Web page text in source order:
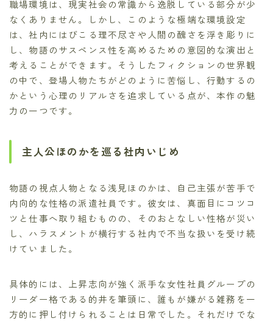
職場環境は、現実社会の常識から逸脱している部分が少
なくありません。しかし、このような極端な環境設定
は、社内にはびこる理不尽さや人間の醜さを浮き彫りに
し、物語のサスペンス性を高めるための意図的な演出と
考えることができます。そうしたフィクションの世界観
の中で、登場人物たちがどのように苦悩し、行動するの
かという心理のリアルさを追求している点が、本作の魅
力の一つです。
主人公ほのかを巡る社内いじめ
物語の視点人物となる浅見ほのかは、自己主張が苦手で
内向的な性格の派遣社員です。彼女は、真面目にコツコ
ツと仕事へ取り組むものの、そのおとなしい性格が災い
し、ハラスメントが横行する社内で不当な扱いを受け続
けていました。
具体的には、上昇志向が強く派手な女性社員グループの
リーダー格である的井を筆頭に、誰もが嫌がる雑務を一
方的に押し付けられることは日常でした。それだけでな